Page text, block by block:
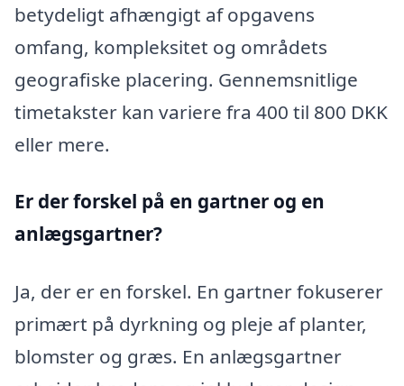
betydeligt afhængigt af opgavens
omfang, kompleksitet og områdets
geografiske placering. Gennemsnitlige
timetakster kan variere fra 400 til 800 DKK
eller mere.
Er der forskel på en gartner og en
anlægsgartner?
Ja, der er en forskel. En gartner fokuserer
primært på dyrkning og pleje af planter,
blomster og græs. En anlægsgartner